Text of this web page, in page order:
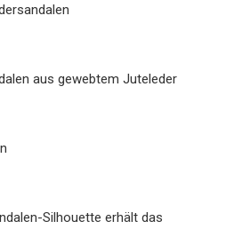
aus gewebtem Juteleder
Silhouette erhält das